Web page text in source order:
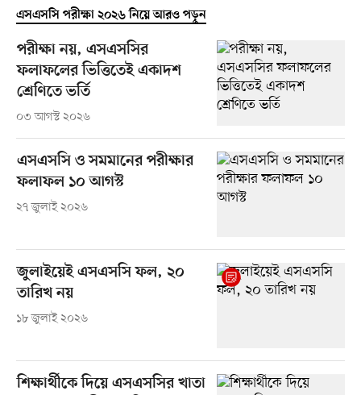
এসএসসি পরীক্ষা ২০২৬ নিয়ে আরও পড়ুন
পরীক্ষা নয়, এসএসসির
ফলাফলের ভিত্তিতেই একাদশ
শ্রেণিতে ভর্তি
০৩ আগস্ট ২০২৬
এসএসসি ও সমমানের পরীক্ষার
ফলাফল ১০ আগস্ট
২৭ জুলাই ২০২৬
জুলাইয়েই এসএসসি ফল, ২০
তারিখ নয়
১৮ জুলাই ২০২৬
শিক্ষার্থীকে দিয়ে এসএসসির খাতা